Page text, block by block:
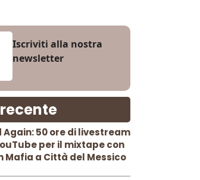
Iscriviti alla nostra
newsletter
Again: 50 ore di livestream
per il mixtape con
Mafia a Città del Messico